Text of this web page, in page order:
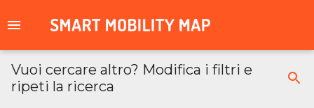
Vuoi cercare altro? Modifica i filtri e
ripeti la ricerca